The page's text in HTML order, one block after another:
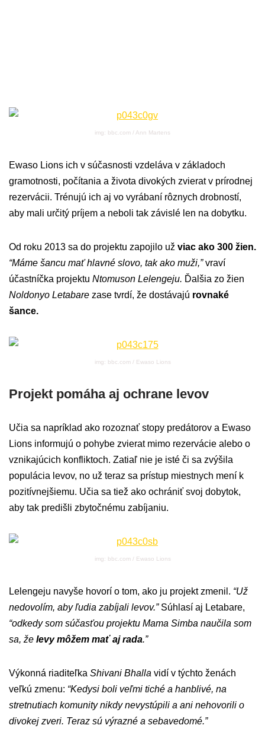
img: bbc.com / Ann Martens
Ewaso Lions ich v súčasnosti vzdeláva v základoch
gramotnosti, počítania a života divokých zvierat v prírodnej
rezervácii. Trénujú ich aj vo vyrábaní rôznych drobností,
aby mali určitý príjem a neboli tak závislé len na dobytku.
Od roku 2013 sa do projektu zapojilo už viac ako 300 žien.
“Máme šancu mať hlavné slovo, tak ako muži,”vraví
účastníčka projektu Ntomuson Lelengeju. Ďalšia zo žien
Noldonyo Letabare zase tvrdí, že dostávajú rovnaké
šance.
img: bbc.com / Ewaso Lions
Projekt pomáha aj ochrane levov
Učia sa napríklad ako rozoznať stopy predátorov a Ewaso
Lions informujú o pohybe zvierat mimo rezervácie alebo o
vznikajúcich konfliktoch. Zatiaľ nie je isté či sa zvýšila
populácia levov, no už teraz sa prístup miestnych mení k
pozitívnejšiemu. Učia sa tiež ako ochrániť svoj dobytok,
aby tak predišli zbytočnému zabíjaniu.
img: bbc.com / Ewaso Lions
Lelengeju navyše hovorí o tom, ako ju projekt zmenil. “Už
nedovolím, aby ľudia zabíjali levov.” Súhlasí aj Letabare,
“odkedy som súčasťou projektu Mama Simba naučila som
sa, že levy môžem mať aj rada.”
Výkonná riaditeľka Shivani Bhalla vidí v týchto ženách
veľkú zmenu: “Kedysi boli veľmi tiché a hanblivé, na
stretnutiach komunity nikdy nevystúpili a ani nehovorili o
divokej zveri. Teraz sú výrazné a sebavedomé.”